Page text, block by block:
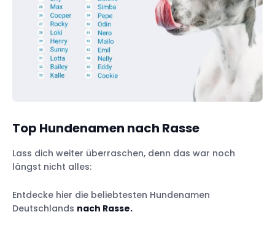
Top Hundenamen nach Rasse
Lass dich weiter überraschen, denn das war noch
längst nicht alles:
Entdecke hier die beliebtesten Hundenamen
Deutschlands nach Rasse.